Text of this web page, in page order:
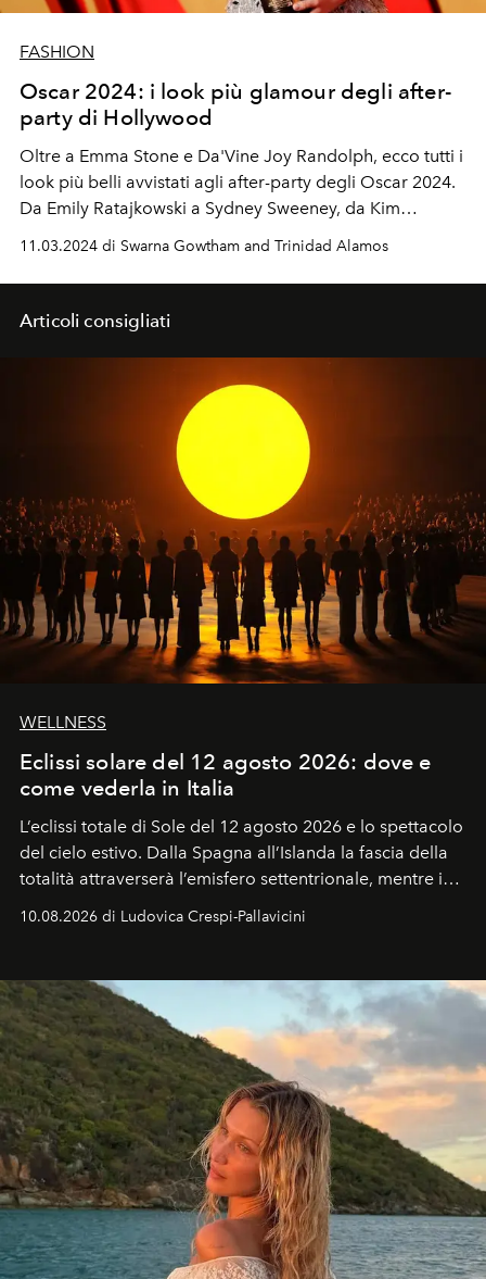
FASHION
Oscar 2024: i look più glamour degli after-
party di Hollywood
Oltre a Emma Stone e Da'Vine Joy Randolph, ecco tutti i
look più belli avvistati agli after-party degli Oscar 2024.
Da Emily Ratajkowski a Sydney Sweeney, da Kim
Kardashian a Cardi B, la notte più glamour di
11.03.2024 di Swarna Gowtham and Trinidad Alamos
Articoli consigliati
WELLNESS
Eclissi solare del 12 agosto 2026: dove e
come vederla in Italia
L’eclissi totale di Sole del 12 agosto 2026 e lo spettacolo
del cielo estivo. Dalla Spagna all’Islanda la fascia della
totalità attraverserà l’emisfero settentrionale, mentre in
Italia il fenomeno sarà parziale ma particolarmente
spettacolare al Nord. Orari, città favorite e regole per
10.08.2026 di Ludovica Crespi-Pallavicini